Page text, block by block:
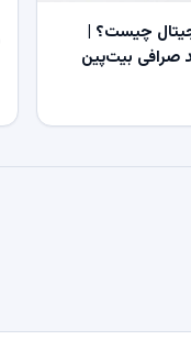
چیست؟ |
بیت‌پین